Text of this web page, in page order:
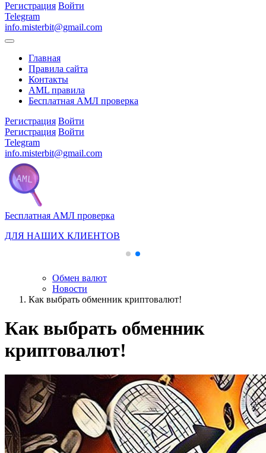
Регистрация Войти
Telegram
info.misterbit@gmail.com
Главная
Правила сайта
Контакты
AML правила
Бесплатная АМЛ проверка
Регистрация Войти
Регистрация Войти
Telegram
info.misterbit@gmail.com
Бесплатная АМЛ проверка
ДЛЯ НАШИХ КЛИЕНТОВ
Обмен валют
Новости
Как выбрать обменник криптовалют!
Как выбрать обменник
криптовалют!